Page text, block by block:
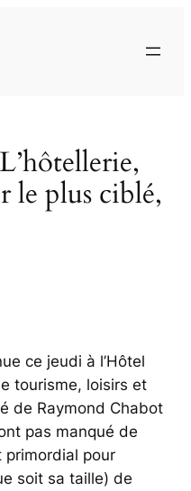
le plus ciblé,
ce jeudi à l’Hôtel
tourisme, loisirs et
de Raymond Chabot
pas manqué de
primordial pour
soit sa taille) de